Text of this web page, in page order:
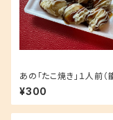
あの「たこ焼き」１人前（
島炊き出し）
¥300